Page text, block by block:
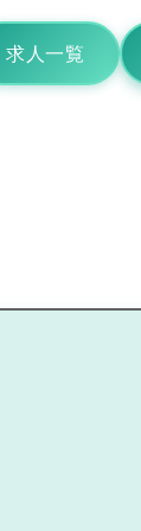
求人一覧